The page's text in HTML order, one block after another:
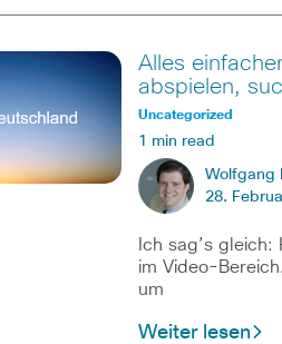
Alles
abspielen,
Uncategorized
1 min read
Wolfgang
28.
Ich sag’s
im Video-
um
Weiter lesen